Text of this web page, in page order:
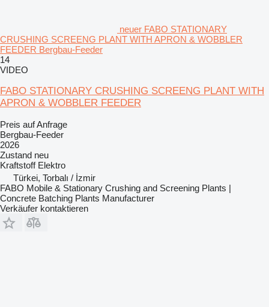
neuer FABO STATIONARY
CRUSHING SCREENG PLANT WITH APRON & WOBBLER
FEEDER Bergbau-Feeder
14
VIDEO
FABO STATIONARY CRUSHING SCREENG PLANT WITH
APRON & WOBBLER FEEDER
Preis auf Anfrage
Bergbau-Feeder
2026
Zustand neu
Kraftstoff Elektro
Türkei, Torbalı / İzmir
FABO Mobile & Stationary Crushing and Screening Plants |
Concrete Batching Plants Manufacturer
Verkäufer kontaktieren